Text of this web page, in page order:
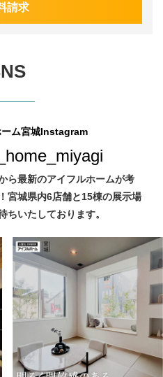
請求
ーム宮城Instagram
ら最新のアイフルホームが考
宮城県内6店舗と15棟の展示場
ちいたしております。